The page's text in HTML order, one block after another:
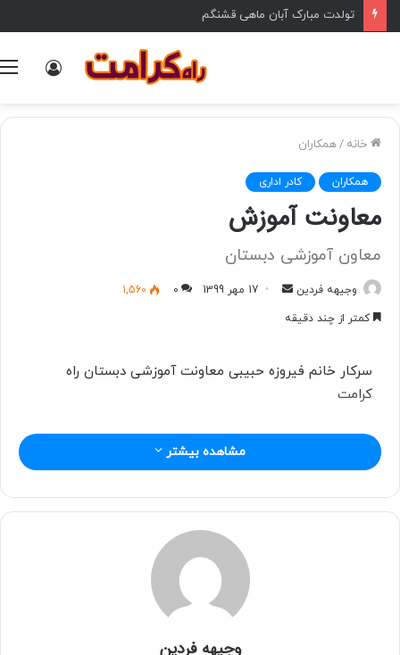
تولدت مبارک آبان ماهی قشنگم
خانه /همکاران
همکاران کادر اداری
معاونت آموزش
معاون آموزشی دبستان
وجیهه فردین
ل
17 مهر 1399 0
1,560
کمتر از چند دقیقه
سرکار خانم فیروزه حبیبی معاونت آموزشی دبستان راه
کرامت
مشاهده بیشتر
وجیهه فردین